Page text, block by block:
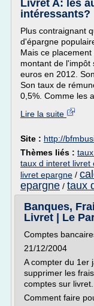
Livret A: les
intéressants?
Plus contraignant
d'épargne
Mais ce
montant de l'impôt
euros en 2012.
Son taux de
0,5%. Comme les
Lire la suite
Site : http://
Thèmes liés :
taux d interet livret
livret epargne /
epargne / taux
Banques,
Livret | Le
Comptes
21/12/2004
A compter du 1er
supprimer les
comptes sur
Comment faire